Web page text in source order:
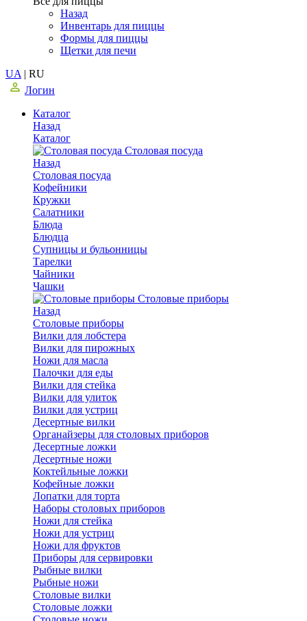
Назад
Инвентарь для пиццы
Формы для пиццы
Щетки для печи
UA | RU
Логин
Каталог
Назад
Каталог
Столовая посуда
Назад
Столовая посуда
Кофейники
Кружки
Салатники
Блюда
Блюдца
Супницы и бульонницы
Тарелки
Чайники
Чашки
Cтоловые приборы
Назад
Cтоловые приборы
Вилки для лобстера
Вилки для пирожных
Ножи для масла
Палочки для еды
Вилки для стейка
Вилки для улиток
Вилки для устриц
Десертные вилки
Органайзеры для столовых приборов
Десертные ложки
Десертные ножи
Коктейльные ложки
Кофейные ложки
Лопатки для торта
Наборы столовых приборов
Ножи для стейка
Ножи для устриц
Ножи для фруктов
Приборы для сервировки
Рыбные вилки
Рыбные ножи
Столовые вилки
Столовые ложки